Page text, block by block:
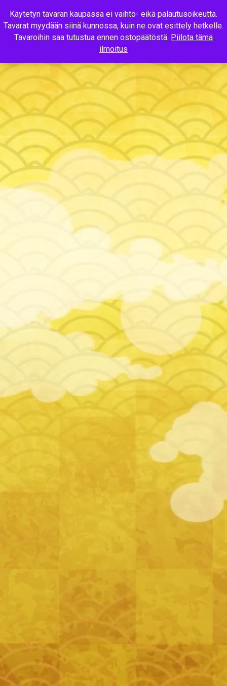
MENU
Käytetyn tavaran kaupassa ei vaihto- eikä palautusoikeutta.
Tavarat myydään siinä kunnossa, kuin ne ovat esittely hetkelle.
Tavaroihin saa tutustua ennen ostopäätöstä. Piilota tämä
ilmoitus